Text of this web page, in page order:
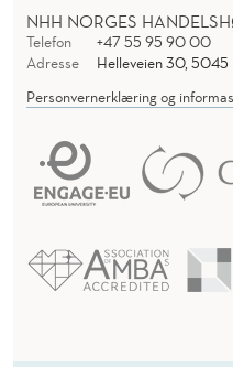
NHH NORGES
Telefon
+47 55 95 90 00
Adresse
Helleveien 30, 5045
Personvernerklæring og